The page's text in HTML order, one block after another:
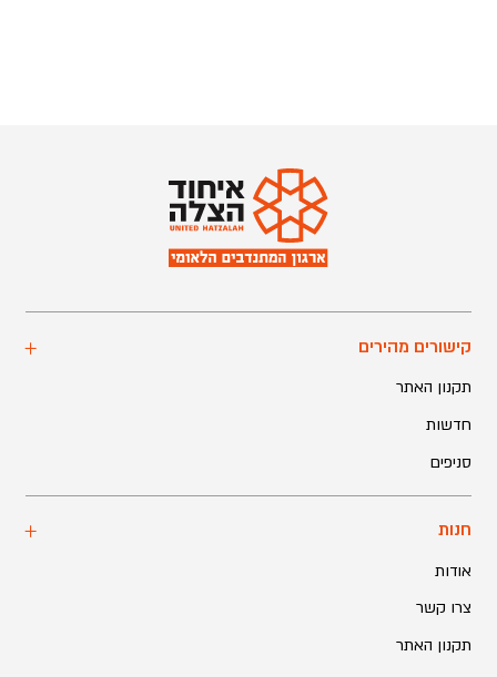
קישורים מהירים
תקנון האתר
חדשות
סניפים
חנות
אודות
צרו קשר
תקנון האתר